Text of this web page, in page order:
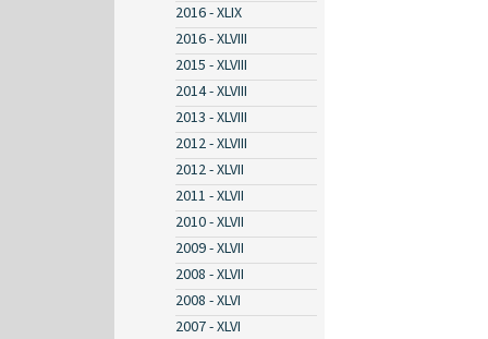
2016 - XLIX
2016 - XLVIII
2015 - XLVIII
2014 - XLVIII
2013 - XLVIII
2012 - XLVIII
2012 - XLVII
2011 - XLVII
2010 - XLVII
2009 - XLVII
2008 - XLVII
2008 - XLVI
2007 - XLVI